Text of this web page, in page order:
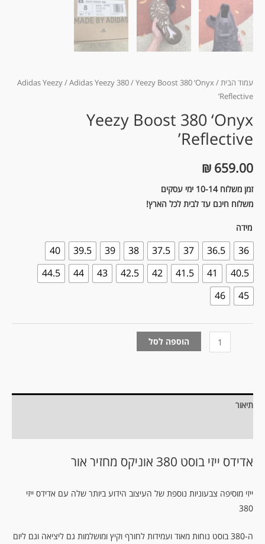
עמוד הבית/
Adidas Yeezy/Adidas Yeezy 380/ Yeezy Boost 380 ‘Onyx
Reflective’
Yeezy Boost 380 ‘Onyx
Reflective’
₪ 659.00
זמן משלוח 10-14 ימי עסקים
משלוח חינם עד לבית לכל הארץ!
מידה
36
36.5
37
37.5
38
39
39.5
40
40.5
41
41.5
42
42.5
43
44
44.5
45
46
הוספה לסל
תיאור
אדידס ייזי בוסט 380 אוניקס מחזיר אור
ייזי מוסיפה צבעוניות נוספת של העיצוב הידוע ביותר שלה עם אדידס ייזי
380
ה-380 בוסט נוחות מאוד ועמידות לחורף וקיץ ומושלמות גם ליציאה וגם ליום